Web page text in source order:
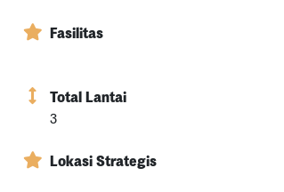
Fasilitas
Total Lantai
3
Lokasi Strategis